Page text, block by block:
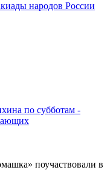
народов России
по субботам -
поучаствовали в